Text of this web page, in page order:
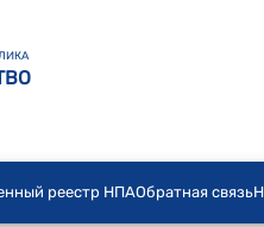
реестр НПАОбратная связь